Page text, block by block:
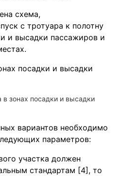
схема,
с тротуара к полотну
и высадки пассажиров и
зонах посадки и высадки
вариантов необходимо
параметров:
участка должен
стандартам [4], то